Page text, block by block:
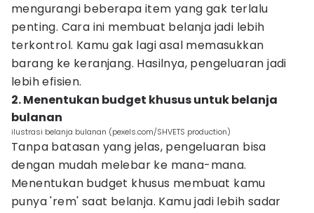
mengurangi beberapa item yang gak terlalu
penting. Cara ini membuat belanja jadi lebih
terkontrol. Kamu gak lagi asal memasukkan
barang ke keranjang. Hasilnya, pengeluaran jadi
lebih efisien.
2. Menentukan budget khusus untuk belanja
bulanan
ilustrasi belanja bulanan (pexels.com/SHVETS production)
Tanpa batasan yang jelas, pengeluaran bisa
dengan mudah melebar ke mana-mana.
Menentukan budget khusus membuat kamu
punya 'rem' saat belanja. Kamu jadi lebih sadar